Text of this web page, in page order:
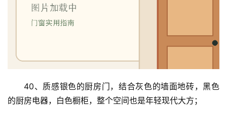
40、质感银色的厨房门，结合灰色的墙面地砖，黑色
的厨房电器，白色橱柜，整个空间也是年轻现代大方；